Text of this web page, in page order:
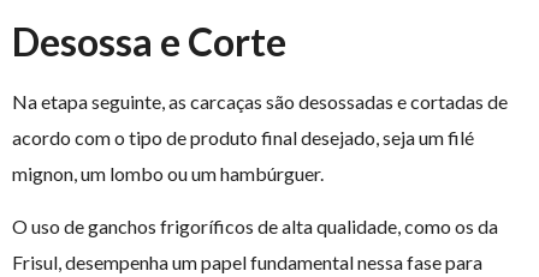
Desossa e Corte
Na etapa seguinte, as carcaças são desossadas e cortadas de
acordo com o tipo de produto final desejado, seja um filé
mignon, um lombo ou um hambúrguer.
O uso de ganchos frigoríficos de alta qualidade, como os da
Frisul, desempenha um papel fundamental nessa fase para